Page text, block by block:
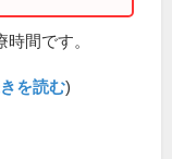
時間です。
を読む)